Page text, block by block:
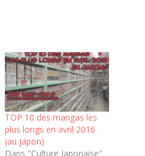
TOP 10 des mangas les
plus longs en avril 2016
(au Japon)
Dans "Culture Japonaise"